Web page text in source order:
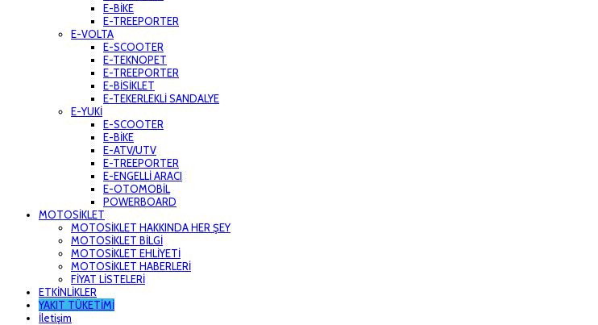
E-BİKE
E-TREEPORTER
E-VOLTA
E-SCOOTER
E-TEKNOPET
E-TREEPORTER
E-BİSİKLET
E-TEKERLEKLİ SANDALYE
E-YUKİ
E-SCOOTER
E-BİKE
E-ATV/UTV
E-TREEPORTER
E-ENGELLİ ARACI
E-OTOMOBİL
POWERBOARD
MOTOSİKLET
MOTOSİKLET HAKKINDA HER ŞEY
MOTOSİKLET BİLGİ
MOTOSİKLET EHLİYETİ
MOTOSİKLET HABERLERİ
FİYAT LİSTELERİ
ETKİNLİKLER
YAKIT TÜKETİMİ
İletişim